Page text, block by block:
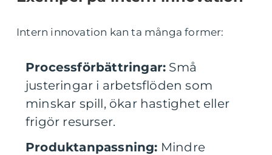
Intern innovation kan ta många former:
Processförbättringar: Små
justeringar i arbetsflöden som
minskar spill, ökar hastighet eller
frigör resurser.
Produktanpassning: Mindre